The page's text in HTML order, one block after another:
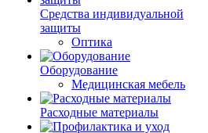
Средства индивидуальной
защиты
Оптика
Оборудование
Медицинская мебель
Расходные материалы